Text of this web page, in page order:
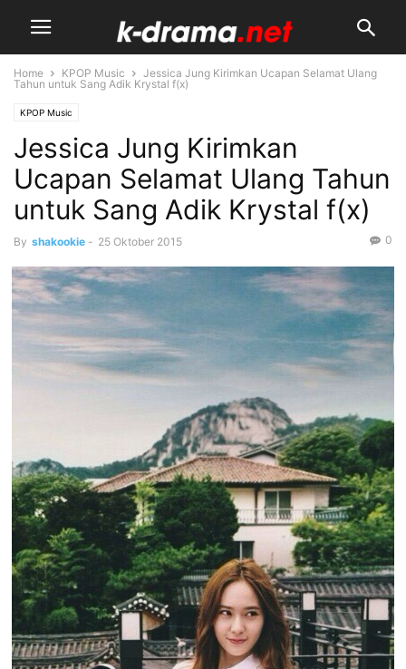
Home KPOP Music
Jessica Jung Kirimkan Ucapan Selamat Ulang
Tahun untuk Sang Adik Krystal f(x)
KPOP Music
Jessica Jung Kirimkan
Ucapan Selamat Ulang Tahun
untuk Sang Adik Krystal f(x)
By shakookie - 25 Oktober 2015 0